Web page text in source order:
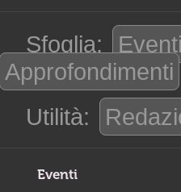
Sfoglia: Eventi
Approfondimenti
Utilità:
Eventi